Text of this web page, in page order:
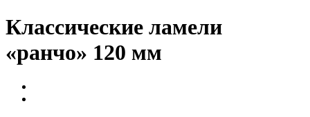
Классические ламели
«ранчо» 120 мм